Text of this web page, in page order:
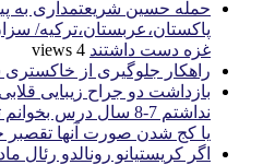
حمله حسین شریعتمداری به
پاکستان،عربستان،ترکیه/
غزه دست داشتند 4 views
راهکار جلوگیری از
بازداشت دو جراح زیبایی
نداشتم 7-8 سال درس
یا کج شدن صورت آنها تقصبر
اگر کریستیانو رونالدو رئال